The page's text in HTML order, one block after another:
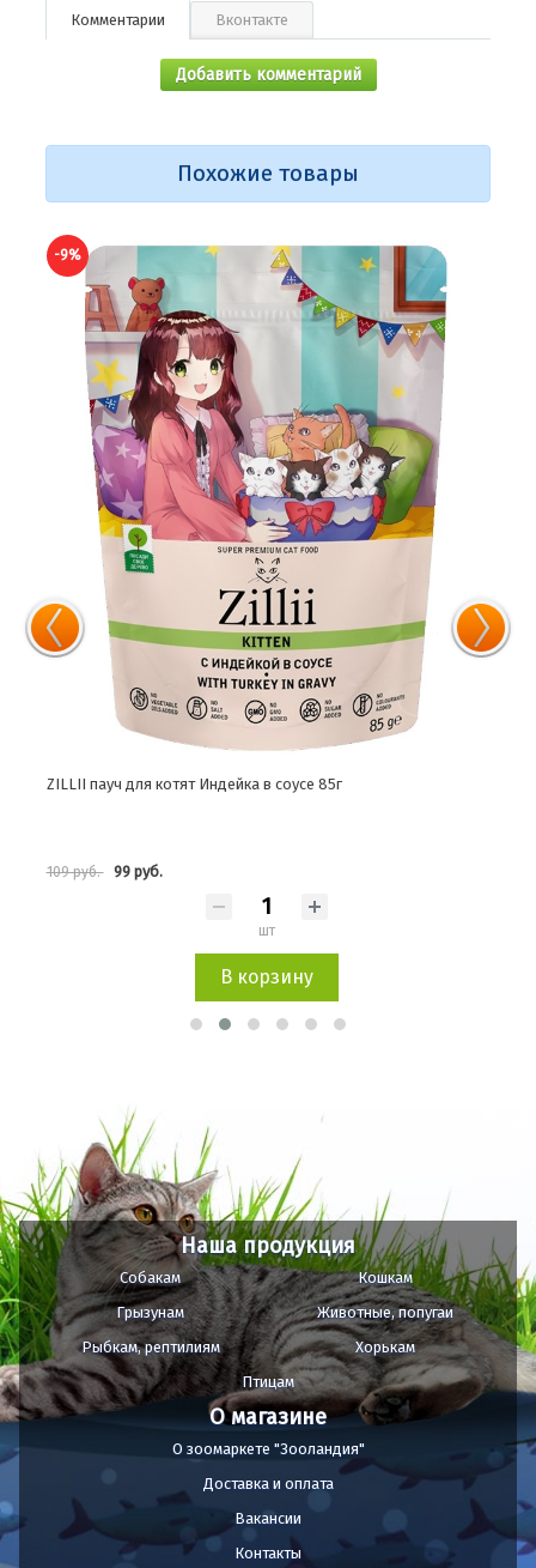
Комментарии Вконтакте
Добавить комментарий
Похожие товары
-9%
ZILLII пауч для котят Индейка в соусе 85г
109 руб. 99 руб.
шт
В корзину
Наша продукция
Собакам
Кошкам
Грызунам
Животные, попугаи
Рыбкам, рептилиям
Хорькам
Птицам
О магазине
О зоомаркете "Зооландия"
Доставка и оплата
Вакансии
Контакты